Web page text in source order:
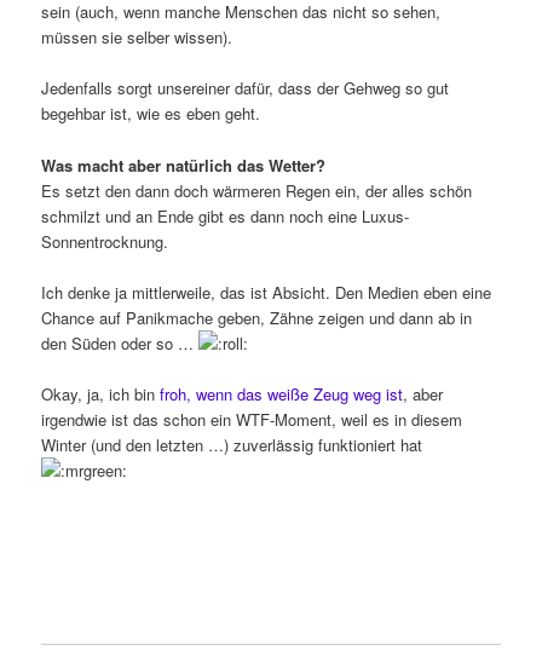
sein (auch, wenn manche Menschen das nicht so sehen,
müssen sie selber wissen).
Jedenfalls sorgt unsereiner dafür, dass der Gehweg so gut
begehbar ist, wie es eben geht.
Was macht aber natürlich das Wetter?
Es setzt den dann doch wärmeren Regen ein, der alles schön
schmilzt und an Ende gibt es dann noch eine Luxus-
Sonnentrocknung.
Ich denke ja mittlerweile, das ist Absicht. Den Medien eben eine
Chance auf Panikmache geben, Zähne zeigen und dann ab in
den Süden oder so …
Okay, ja, ich binfroh, wenn das weiße Zeug weg ist, aber
irgendwie ist das schon ein WTF-Moment, weil es in diesem
Winter (und den letzten …) zuverlässig funktioniert hat